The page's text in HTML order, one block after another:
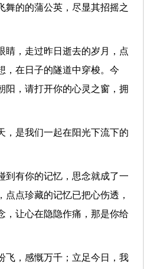
舞的的蒲公英，尽显其招摇之
睛，走过昨日逝去的岁月，点
，在日子的隧道中穿梭。今
阳，请打开你的心灵之窗，拥
，是我们一起在阳光下流下的
到有你的记忆，思念就成了一
点珍藏的记忆已把心伤透，
，让心在隐隐作痛，那是你给
飞，感慨万千；立足今日，我